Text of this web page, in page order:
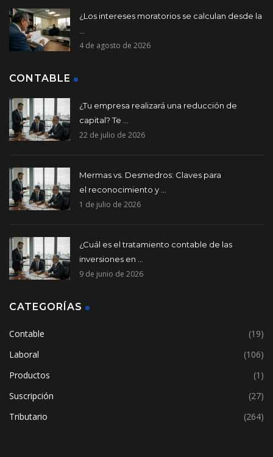
¿Los intereses moratorios se calculan desde la
4 de agosto de 2026
CONTABLE
¿Tu empresa realizará una reducción de
capital? Te ...
22 de julio de 2026
Mermas vs. Desmedros: Claves para
el reconocimiento y ...
1 de julio de 2026
¿Cuál es el tratamiento contable de las
inversiones en ...
9 de junio de 2026
CATEGORÍAS
Contable
(19)
Laboral
(106)
Productos
(1)
Suscripción
(27)
Tributario
(264)